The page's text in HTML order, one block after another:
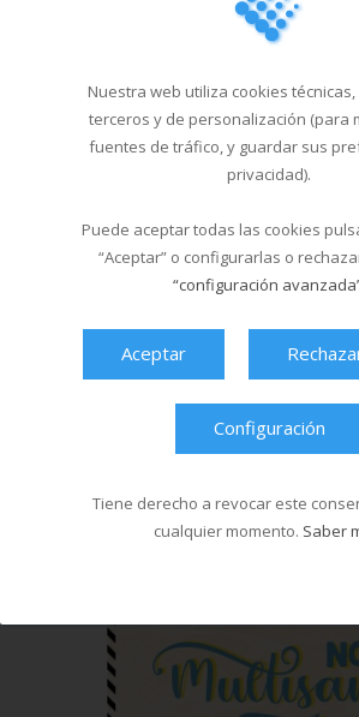
18/03/2026
Nuestra web utiliza cookies
terceros y de personalización (para
fuentes de tráfico, y guardar sus
privacidad).
Puede aceptar todas las cookies
“Aceptar” o configurarlas o
“configuración
Aceptar
Configuración
Tiene derecho a revocar este
cualquier momento. Saber